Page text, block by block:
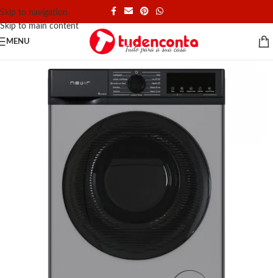
Skip to navigation
Skip to main content
MENU